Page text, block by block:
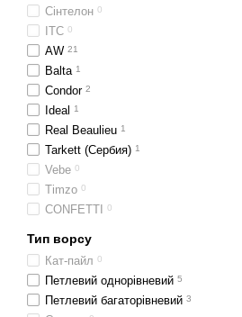
Сінтелон 0
ІТС 0
AW 21
Balta 1
Condor 2
Ideal 1
Real Beaulieu 1
Tarkett (Сербия) 1
Vebe 0
Timzo 0
CONFETTI 0
Тип ворсу
Кат-пайл 0
Петлевий однорівневий 5
Петлевий багаторівневий 3